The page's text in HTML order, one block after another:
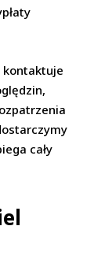
kontaktuje
cały